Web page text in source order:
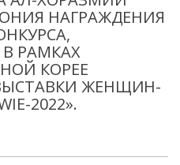
НАГРАЖДЕНИЯ
РАМКАХ
КОРЕЕ
ЖЕНЩИН-
2022».